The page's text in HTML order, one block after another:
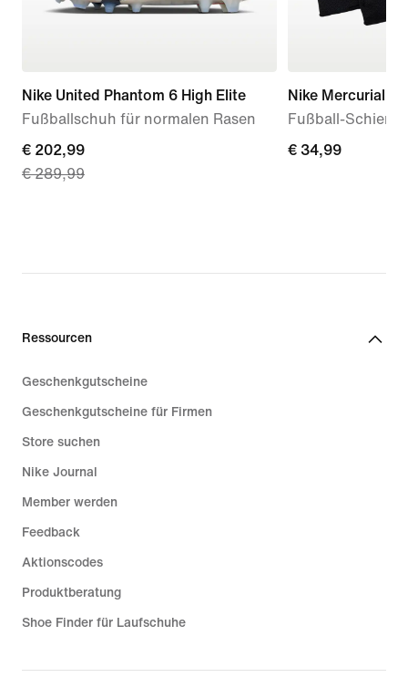
Nike United Phantom 6 High Elite
Fußballschuh für normalen Rasen
current
price
€ 289,99
€ 202,99
€ 289,99
Nike Mercurial
Fußball-
€ 34,99
€ 34,99
Ressourcen
Geschenkgutscheine
Geschenkgutscheine für Firmen
Store suchen
Nike Journal
Member werden
Feedback
Aktionscodes
Produktberatung
Shoe Finder für Laufschuhe